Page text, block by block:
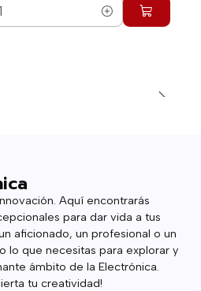
Aquí encontrarás
para dar vida a tus
aficionado, un profesional o un
lo que necesitas para explorar y
ámbito de la Electrónica.
tu creatividad!